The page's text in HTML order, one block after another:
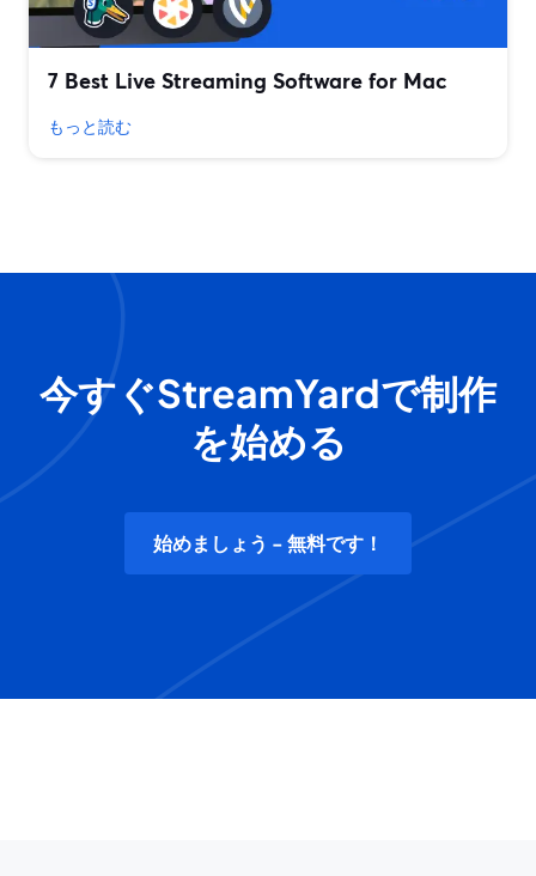
7 Best Live Streaming Software for Mac
もっと読む
今すぐStreamYardで制作
を始める
始めましょう - 無料です！